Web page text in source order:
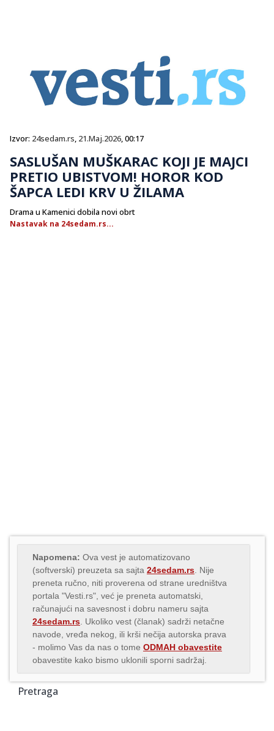
Izvor: 24sedam.rs, 21.Maj.2026, 00:17
SASLUŠAN MUŠKARAC KOJI JE MAJCI
PRETIO UBISTVOM! HOROR KOD
ŠAPCA LEDI KRV U ŽILAMA
Drama u Kamenici dobila novi obrt
Nastavak na 24sedam.rs...
Napomena: Ova vest je automatizovano
(softverski) preuzeta sa sajta 24sedam.rs . Nije
preneta ručno, niti proverena od strane uredništva
portala "Vesti.rs", već je preneta automatski,
računajući na savesnost i dobru nameru sajta
24sedam.rs . Ukoliko vest (članak) sadrži netačne
navode, vređa nekog, ili krši nečija autorska prava
- molimo Vas da nas o tome ODMAH obavestite
obavestite kako bismo uklonili sporni sadržaj.
Pretraga